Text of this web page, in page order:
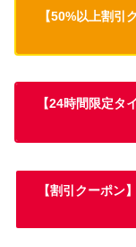
【50%以上割引
【24時間限定
【割引クーポン